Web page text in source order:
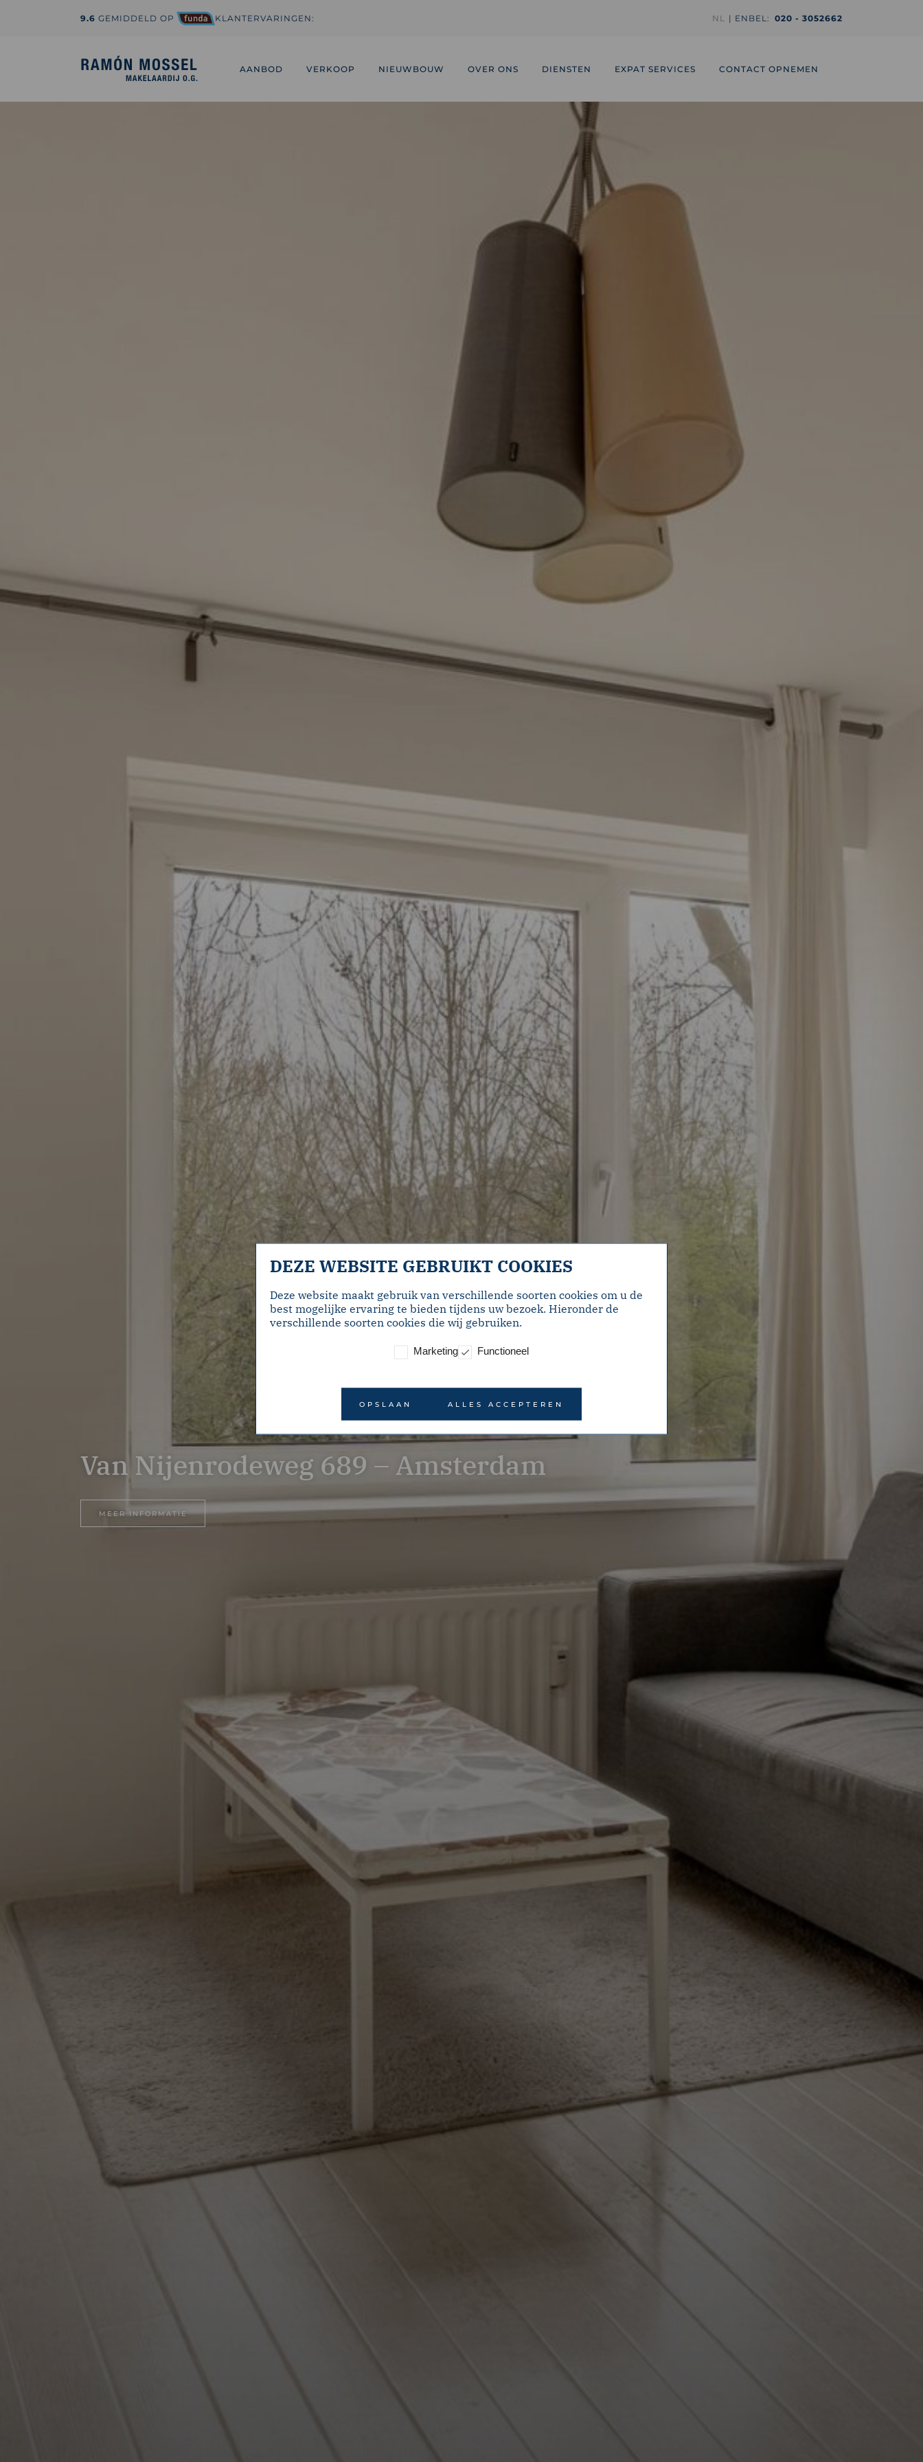
1-800-995-3959 hi@sedona.com
9.6 GEMIDDELD OP KLANTERVARINGEN: NL EN BEL: 020 - 3052662
AANBOD VERKOOP NIEUWBOUW OVER ONS DIENSTEN EXPAT SERVICES CONTACT OPNEMEN
Van Nijenrodeweg 689 – Amsterdam
MEER INFORMATIE
DEZE WEBSITE GEBRUIKT COOKIES
Deze website maakt gebruik van verschillende soorten cookies om u de
best mogelijke ervaring te bieden tijdens uw bezoek. Hieronder de
verschillende soorten cookies die wij gebruiken.
Marketing Functioneel
OPSLAAN ALLES ACCEPTEREN